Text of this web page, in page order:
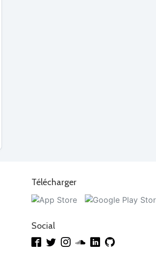
Télécharger
Social